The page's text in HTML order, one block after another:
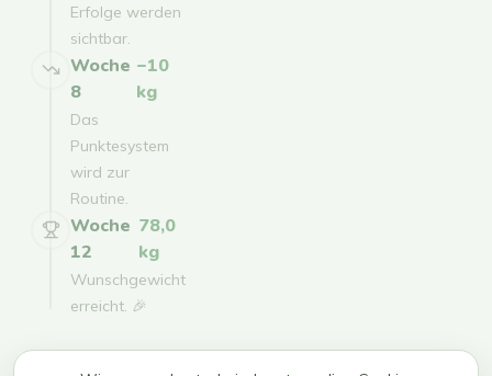
Erfolge werden
sichtbar.
Woche
8
−10
kg
Das
Punktesystem
wird zur
Routine.
Woche
12
78,0
kg
Wunschgewicht
erreicht. 🎉